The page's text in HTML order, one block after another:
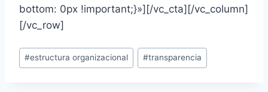
bottom: 0px !important;}»][/vc_cta][/vc_column]
[/vc_row]
Etiquetas
de
#estructura organizacional #transparencia